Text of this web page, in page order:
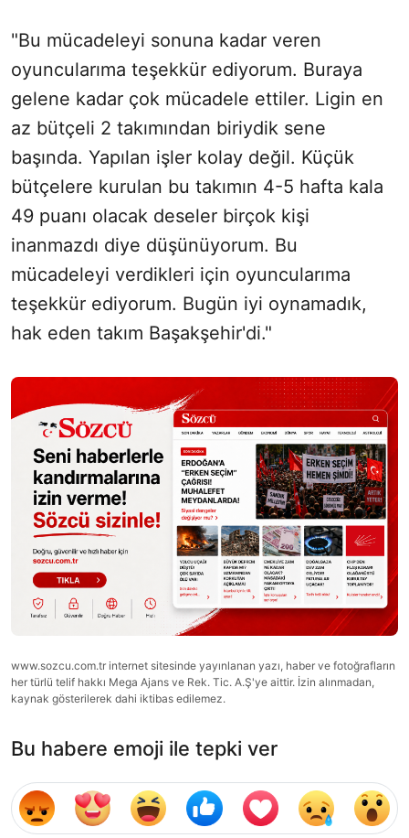
"Bu mücadeleyi sonuna kadar veren
oyuncularıma teşekkür ediyorum. Buraya
gelene kadar çok mücadele ettiler. Ligin en
az bütçeli 2 takımından biriydik sene
başında. Yapılan işler kolay değil. Küçük
bütçelere kurulan bu takımın 4-5 hafta kala
49 puanı olacak deseler birçok kişi
inanmazdı diye düşünüyorum. Bu
mücadeleyi verdikleri için oyuncularıma
teşekkür ediyorum. Bugün iyi oynamadık,
hak eden takım Başakşehir'di."
www.sozcu.com.tr internet sitesinde yayınlanan yazı, haber ve fotoğrafların
her türlü telif hakkı Mega Ajans ve Rek. Tic. A.Ş'ye aittir. İzin alınmadan,
kaynak gösterilerek dahi iktibas edilemez.
Bu habere emoji ile tepki ver